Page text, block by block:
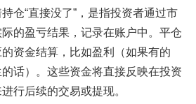
仓“直接没了”，是指投资者通过市
的盈亏结果，记录在账户中。平仓
资金结算，比如盈利（如果有的
话）。这些资金将直接反映在投资
行后续的交易或提现。